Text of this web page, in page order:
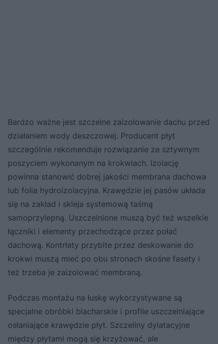
Bardzo ważne jest szczelne zaizolowanie dachu przed
działaniem wody deszczowej. Producent płyt
szczególnie rekomenduje rozwiązanie ze sztywnym
poszyciem wykonanym na krokwiach. Izolację
powinna stanowić dobrej jakości membrana dachowa
lub folia hydroizolacyjna. Krawędzie jej pasów układa
się na zakład i skleja systemową taśmą
samoprzylepną. Uszczelnione muszą być też wszelkie
łączniki i elementy przechodzące przez połać
dachową. Kontrłaty przybite przez deskowanie do
krokwi muszą mieć po obu stronach skośne fasety i
też trzeba je zaizolować membraną.
Podczas montażu na łuskę wykorzystywane są
specjalne obróbki blacharskie i profile uszczelniające
osłaniające krawędzie płyt. Szczeliny dylatacyjne
między płytami mogą się krzyżować, ale